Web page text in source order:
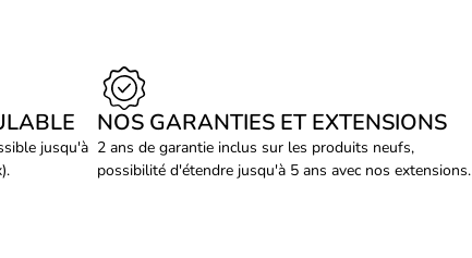
jusqu'à
NOS GARANTIES ET EXTENSIONS
2 ans de garantie inclus sur les produits neufs,
possibilité d'étendre jusqu'à 5 ans avec nos extensions.